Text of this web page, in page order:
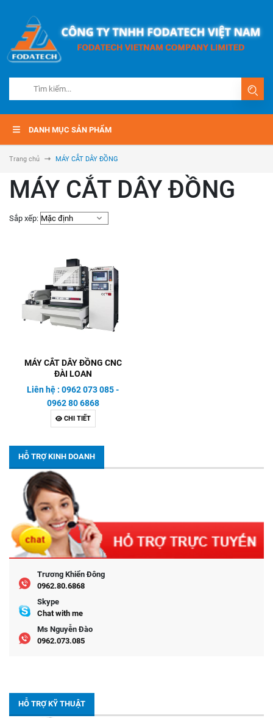
DANH MỤC SẢN PHẨM
Trang chủ MÁY CẮT DÂY ĐỒNG
HỖ TRỢ KINH DOANH
Trương Khiển Đông
0962.80.6868
Skype
Chat with me
Ms Nguyễn Đào
0962.073.085
HỖ TRỢ KỸ THUẬT
MÁY CẮT DÂY ĐỒNG
Sắp xếp:
MÁY CẮT DÂY ĐỒNG CNC
ĐÀI LOAN
Liên hệ : 0962 073 085 -
0962 80 6868
CHI TIẾT